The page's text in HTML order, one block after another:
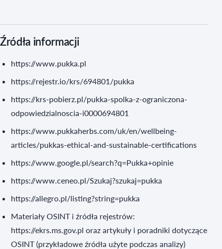
Źródła informacji
https://www.pukka.pl
https://rejestr.io/krs/694801/pukka
https://krs-pobierz.pl/pukka-spolka-z-ograniczona-
odpowiedzialnoscia-i0000694801
https://www.pukkaherbs.com/uk/en/wellbeing-
articles/pukkas-ethical-and-sustainable-certifications
https://www.google.pl/search?q=Pukka+opinie
https://www.ceneo.pl/Szukaj?szukaj=pukka
https://allegro.pl/listing?string=pukka
Materiały OSINT i źródła rejestrów:
https://ekrs.ms.gov.pl oraz artykuły i poradniki dotyczące
OSINT (przykładowe źródła użyte podczas analizy)